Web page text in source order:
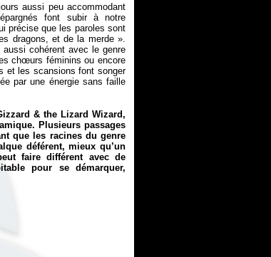
aussi peu accommodant
font subir à notre
précise que les paroles sont
dragons, et de la merde».
cohérent avec le genre
chœurs féminins ou encore
et les scansions font songer
par une énergie sans faille
& the Lizard Wizard,
Plusieurs passages
que les racines du genre
déférent, mieux qu’un
faire différent avec de
pour se démarquer,